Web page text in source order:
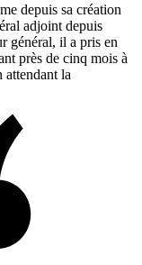
depuis sa création
adjoint depuis
général, il a pris en
près de cinq mois à
attendant la